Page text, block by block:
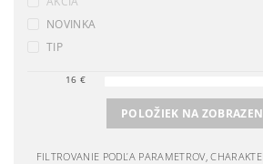
NOVINKA
TIP
16 €
POLOŽIEK NA
FILTROVANIE PODĽA PARAMETROV,